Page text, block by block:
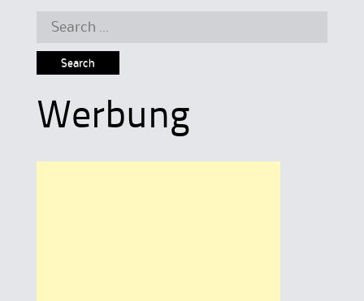
Search
Werbung